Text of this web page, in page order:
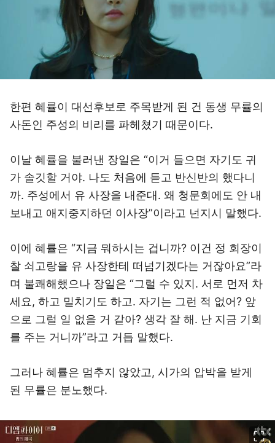
한편 혜률이 대선후보로 주목받게 된 건 동생 무률의
사돈인 주성의 비리를 파헤쳤기 때문이다.
이날 혜률을 불러낸 장일은 “이거 들으면 자기도 귀
가 솔깃할 거야. 나도 처음에 듣고 반신반의 했다니
까. 주성에서 유 사장을 내준대. 왜 청문회에도 안 내
보내고 애지중지하던 이사장”이라고 넌지시 말했다.
이에 혜률은 “지금 뭐하시는 겁니까? 이건 정 회장이
찰 쇠고랑을 유 사장한테 떠넘기겠다는 거잖아요”라
며 불쾌해했으나 장일은 “그럴 수 있지. 서로 먼저 차
세요, 하고 밀치기도 하고. 자기는 그런 적 없어? 앞
으로 그럴 일 없을 거 같아? 생각 잘 해. 난 지금 기회
를 주는 거니까”라고 거듭 말했다.
그러나 혜률은 멈추지 않았고, 시가의 압박을 받게
된 무률은 분노했다.